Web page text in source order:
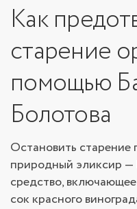
Как
старение
помощью
Болотова
Остановить
природный эликсир —
средство,
сок красного